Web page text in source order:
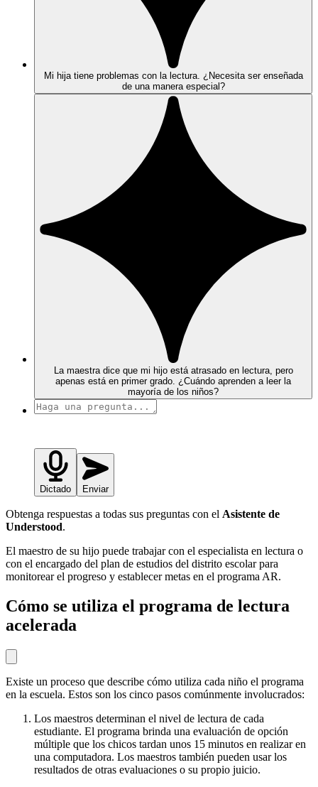
Mi hija tiene problemas con la lectura. ¿Necesita ser enseñada
de una manera especial?
La maestra dice que mi hijo está atrasado en lectura, pero
apenas está en primer grado. ¿Cuándo aprenden a leer la
mayoría de los niños?
Dictado Enviar
Obtenga respuestas a todas sus preguntas con el Asistente de
Understood.
El maestro de su hijo puede trabajar con el especialista en lectura o
con el encargado del plan de estudios del distrito escolar para
monitorear el progreso y establecer metas en el programa AR.
Cómo se utiliza el programa de lectura
acelerada
Existe un proceso que describe cómo utiliza cada niño el programa
en la escuela. Estos son los cinco pasos comúnmente involucrados:
Los maestros determinan el nivel de lectura de cada
estudiante. El programa brinda una evaluación de opción
múltiple que los chicos tardan unos 15 minutos en realizar en
una computadora. Los maestros también pueden usar los
resultados de otras evaluaciones o su propio juicio.